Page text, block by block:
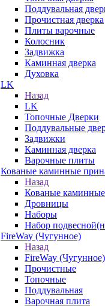
Поддувальная
Прочистная дверка
Плиты варочные
Колосник
Задвижка
Каминная дверка
Духовка
LK
Назад
LK
Топочные Дверки
Поддувальные
Задвижки
Каминная дверка
Варочные плиты
Кованые каминные
Назад
Кованые
Дровницы
Наборы
Набор
FireWay (Чугунное)
Назад
FireWay (Чугунное)
Прочистные
Топочные
Поддувальная
Варочная плита